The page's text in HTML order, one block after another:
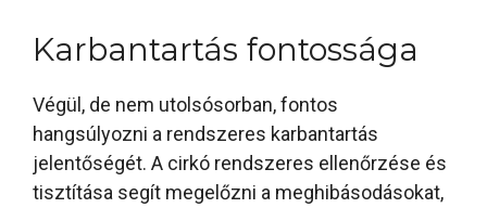
Karbantartás fontossága
Végül, de nem utolsósorban, fontos
hangsúlyozni a rendszeres karbantartás
jelentőségét. A cirkó rendszeres ellenőrzése és
tisztítása segít megelőzni a meghibásodásokat,